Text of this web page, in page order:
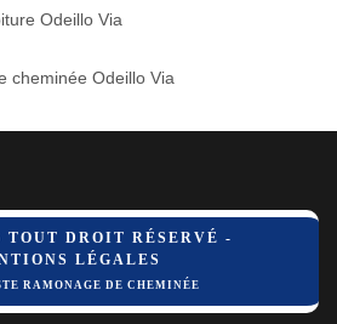
Odeillo Via
cheminée Odeillo Via
TOUT DROIT RÉSERVÉ -
LÉGALES
RAMONAGE DE CHEMINÉE